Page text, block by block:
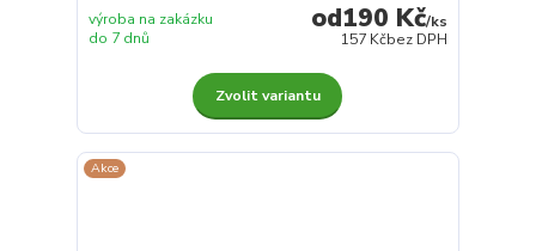
190 Kč/ks
157 Kčbez DPH
výroba na zakázku
do 7 dnů
Zvolit variantu
Akce